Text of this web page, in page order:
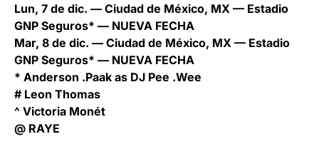
Lun, 7 de dic. — Ciudad de México, MX — Estadio
GNP Seguros* — NUEVA FECHA
Mar, 8 de dic. — Ciudad de México, MX — Estadio
GNP Seguros* — NUEVA FECHA
* Anderson .Paak as DJ Pee .Wee
# Leon Thomas
^ Victoria Monét
@ RAYE